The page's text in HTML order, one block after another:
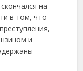
на
в том, что
и